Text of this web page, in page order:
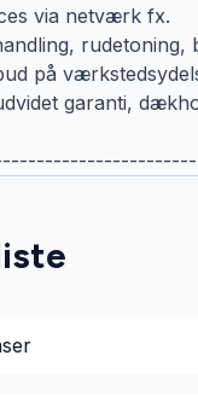
via netværk fx.
rudetoning,
på
garanti,